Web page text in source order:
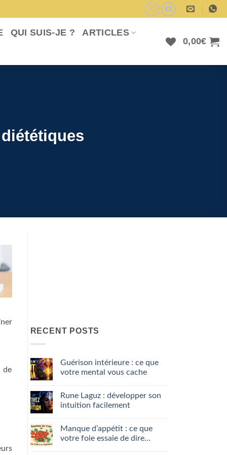
QUI SUIS-JE ? ARTICLES
0,00€
de
RECENT POSTS
Guérison intérieure : ce que
votre mental vous cache
on
Guérison
intérieure
que
votre
mental
Rune Laguz : développer son
intuition facilement
on
Rune
Laguz
Manque d’appétit : ce que
votre foie essaie de dire…